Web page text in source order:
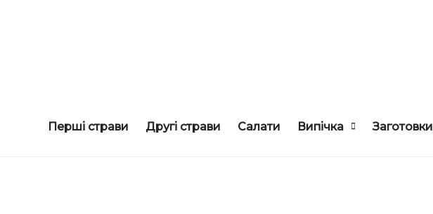
Перші страви Другі страви Салати Випічка Заготовки